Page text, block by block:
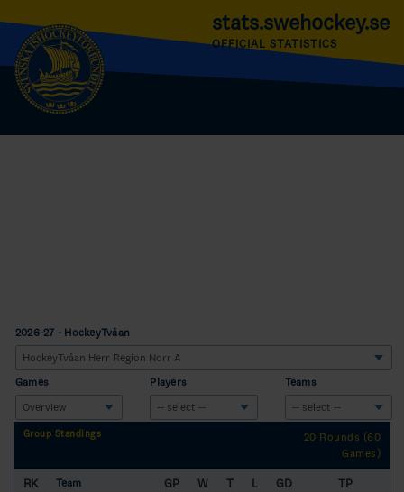
stats.swehockey.se
OFFICIAL STATISTICS
2026-27 - HockeyTvåan
Games Players Teams
Group Standings
20 Rounds (60
Games)
RK Team GP W T L GD
TP